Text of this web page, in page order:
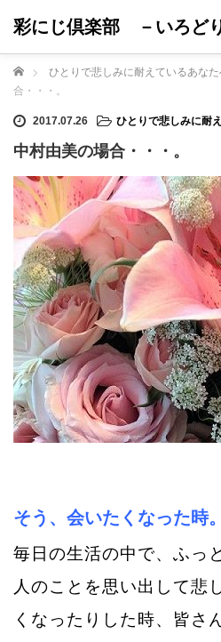
彩にじ倶楽部 －いろど
ホーム ひとりで悲しみに耐えているあなた
合・・・。
2017.07.26 ひとりで悲しみに耐
中村由美の場合・・・。
そう、会いたくなった時。
毎日の生活の中で、ふっ
人のことを思い出して悲
くなったりした時、皆さ